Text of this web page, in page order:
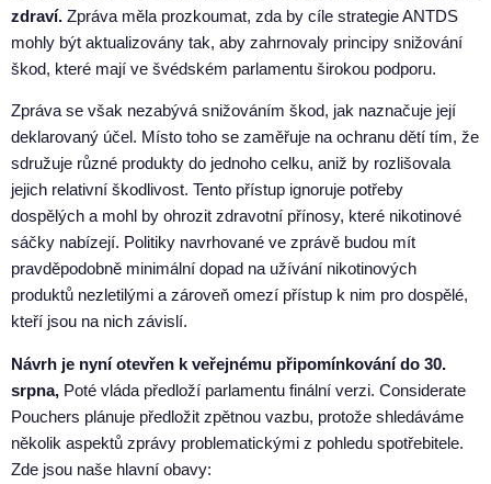
zdraví. Zpráva měla prozkoumat, zda by cíle strategie ANTDS
mohly být aktualizovány tak, aby zahrnovaly principy snižování
škod, které mají ve švédském parlamentu širokou podporu.
Zpráva se však nezabývá snižováním škod, jak naznačuje její
deklarovaný účel. Místo toho se zaměřuje na ochranu dětí tím, že
sdružuje různé produkty do jednoho celku, aniž by rozlišovala
jejich relativní škodlivost. Tento přístup ignoruje potřeby
dospělých a mohl by ohrozit zdravotní přínosy, které nikotinové
sáčky nabízejí. Politiky navrhované ve zprávě budou mít
pravděpodobně minimální dopad na užívání nikotinových
produktů nezletilými a zároveň omezí přístup k nim pro dospělé,
kteří jsou na nich závislí.
Návrh je nyní otevřen k veřejnému připomínkování do 30.
srpna, Poté vláda předloží parlamentu finální verzi. Considerate
Pouchers plánuje předložit zpětnou vazbu, protože shledáváme
několik aspektů zprávy problematickými z pohledu spotřebitele.
Zde jsou naše hlavní obavy: